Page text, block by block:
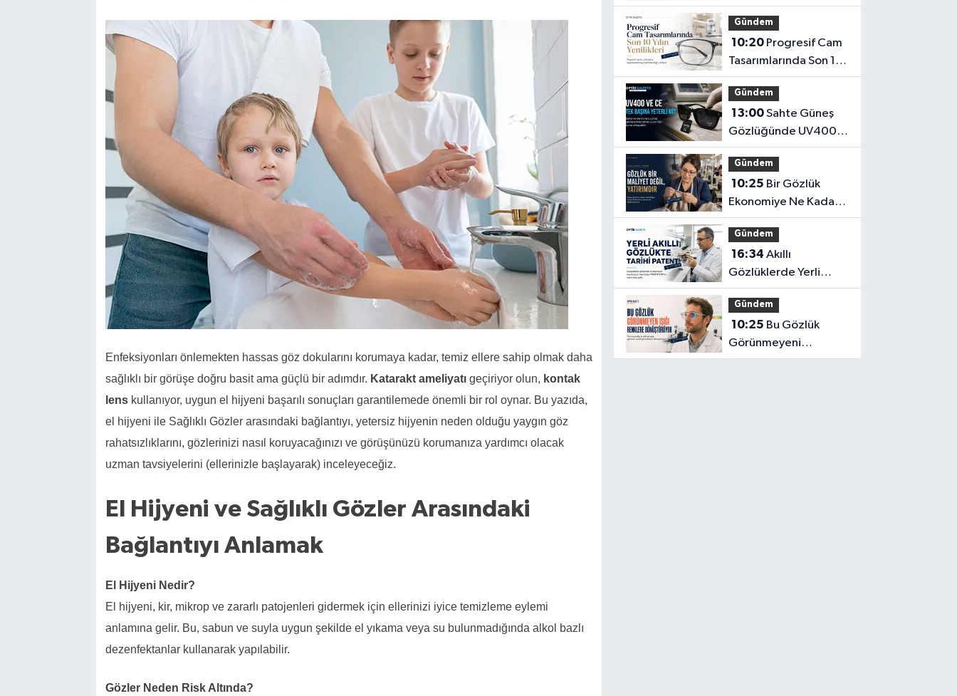
Enfeksiyonları önlemekten hassas göz dokularını korumaya kadar, temiz ellere sahip olmak daha
sağlıklı bir görüşe doğru basit ama güçlü bir adımdır. Katarakt ameliyatıgeçiriyor olun, kontak
lenskullanıyor, uygun el hijyeni başarılı sonuçları garantilemede önemli bir rol oynar. Bu yazıda,
el hijyeni ile Sağlıklı Gözler arasındaki bağlantıyı, yetersiz hijyenin neden olduğu yaygın göz
rahatsızlıklarını, gözlerinizi nasıl koruyacağınızı ve görüşünüzü korumanıza yardımcı olacak
uzman tavsiyelerini (ellerinizle başlayarak) inceleyeceğiz.
El Hijyeni ve Sağlıklı Gözler Arasındaki
Bağlantıyı Anlamak
El Hijyeni Nedir?
El hijyeni, kir, mikrop ve zararlı patojenleri gidermek için ellerinizi iyice temizleme eylemi
anlamına gelir. Bu, sabun ve suyla uygun şekilde el yıkama veya su bulunmadığında alkol bazlı
dezenfektanlar kullanarak yapılabilir.
Gözler Neden Risk Altında?
Işık Hassasiyeti Hafife
Alınmamalı
Gündem
10:20
Tasarımlarında Son 10
Yılın Yenilikleri
Gündem
13:00Sahte Güneş
Gözlüğünde UV400
ve CE İbaresi Tek
Başına Yeterli mi?
Gündem
10:25
Ekonomiye Ne Kadar
Katkı Sağlayabilir?
Gündem
16:34 Akıllı
Gözlüklerde Yerli
İnovasyon: Depresyon
Teşhis Eden Gözlüğe
Türkpatent Onayı
Gündem
10:25
Görünmeyeni
Görüntüye